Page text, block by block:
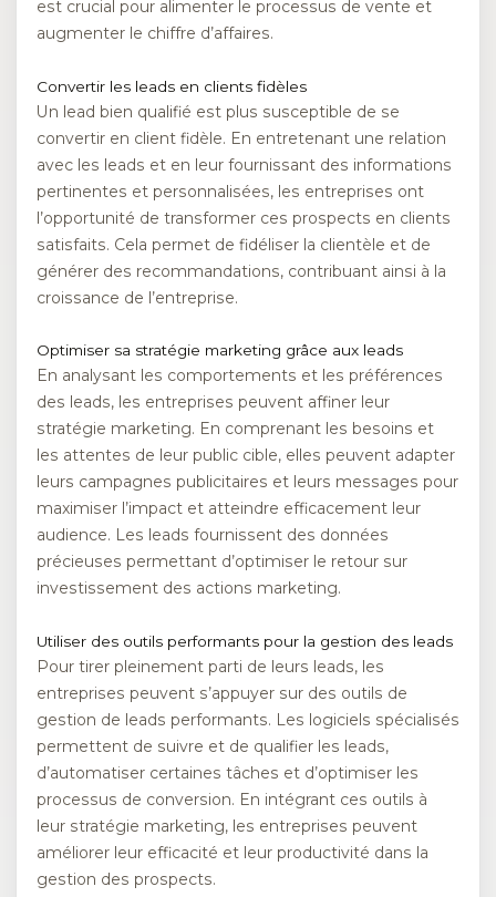
est crucial pour alimenter le processus de vente et
augmenter le chiffre d’affaires.
Convertir les leads en clients fidèles
Un lead bien qualifié est plus susceptible de se
convertir en client fidèle. En entretenant une relation
avec les leads et en leur fournissant des informations
pertinentes et personnalisées, les entreprises ont
l’opportunité de transformer ces prospects en clients
satisfaits. Cela permet de fidéliser la clientèle et de
générer des recommandations, contribuant ainsi à la
croissance de l’entreprise.
Optimiser sa stratégie marketing grâce aux leads
En analysant les comportements et les préférences
des leads, les entreprises peuvent affiner leur
stratégie marketing. En comprenant les besoins et
les attentes de leur public cible, elles peuvent adapter
leurs campagnes publicitaires et leurs messages pour
maximiser l’impact et atteindre efficacement leur
audience. Les leads fournissent des données
précieuses permettant d’optimiser le retour sur
investissement des actions marketing.
Utiliser des outils performants pour la gestion des leads
Pour tirer pleinement parti de leurs leads, les
entreprises peuvent s’appuyer sur des outils de
gestion de leads performants. Les logiciels spécialisés
permettent de suivre et de qualifier les leads,
d’automatiser certaines tâches et d’optimiser les
processus de conversion. En intégrant ces outils à
leur stratégie marketing, les entreprises peuvent
améliorer leur efficacité et leur productivité dans la
gestion des prospects.